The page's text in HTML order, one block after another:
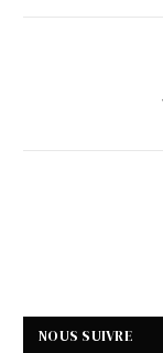
NOUS SUIVRE